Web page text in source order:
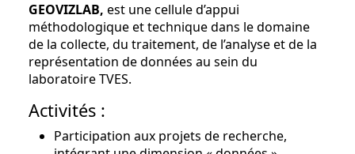
GEOVIZLAB, est une cellule d’appui
méthodologique et technique dans le domaine
de la collecte, du traitement, de l’analyse et de la
représentation de données au sein du
laboratoire TVES.
Activités :
Participation aux projets de recherche,